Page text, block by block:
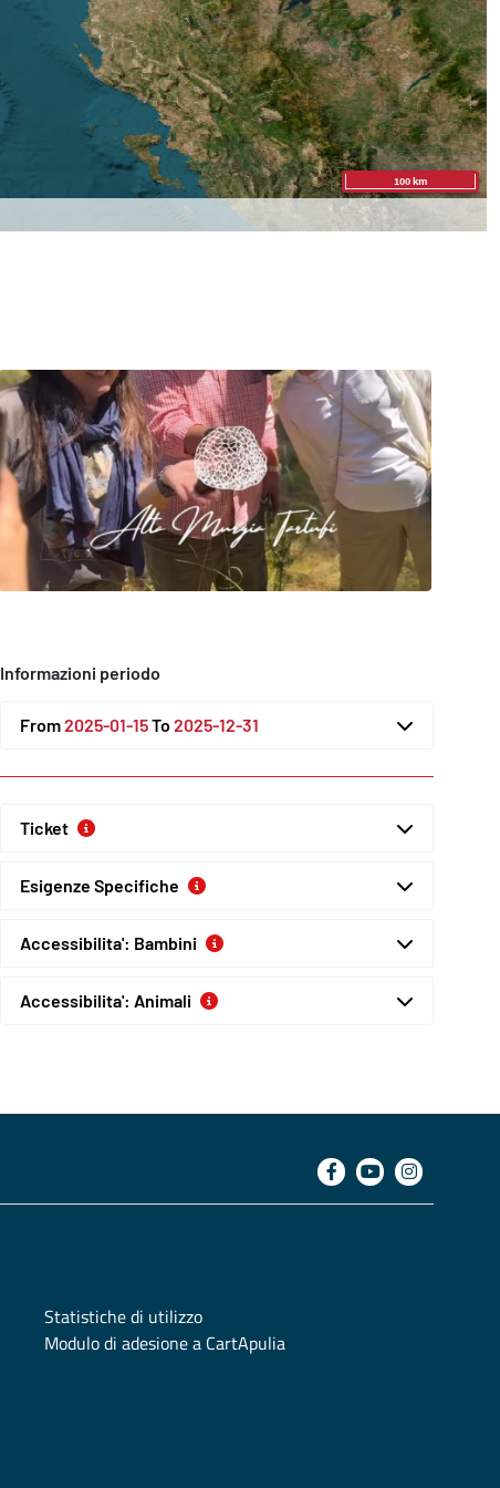
Informazioni periodo
From2025-01-15To 2025-12-31
Ticket
Esigenze Specifiche
Accessibilita': Bambini
Accessibilita': Animali
Statistiche di utilizzo
Modulo di adesione a CartApulia